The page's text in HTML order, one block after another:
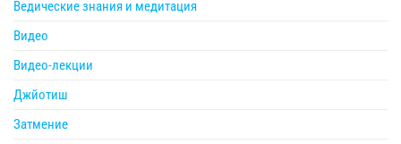
Ведические знания и медитация
Видео
Видео-лекции
Джйотиш
Затмение